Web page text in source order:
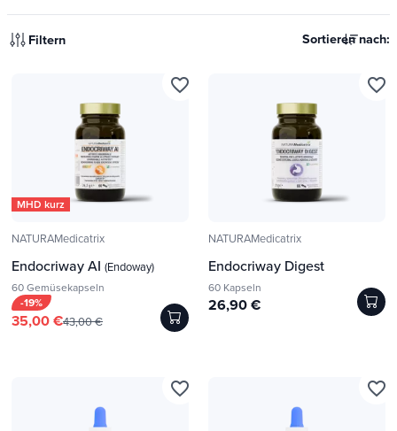
Filtern Sortieren nach:
MHD kurz
NATURAMedicatrix
Endocriway AI (Endoway)
60 Gemüsekapseln
-19%
35,00 €43,00 €
favorite_border
NATURAMedicatrix
Endocriway Digest
60 Kapseln
26,90 €
favorite_border
favorite_border favorite_border